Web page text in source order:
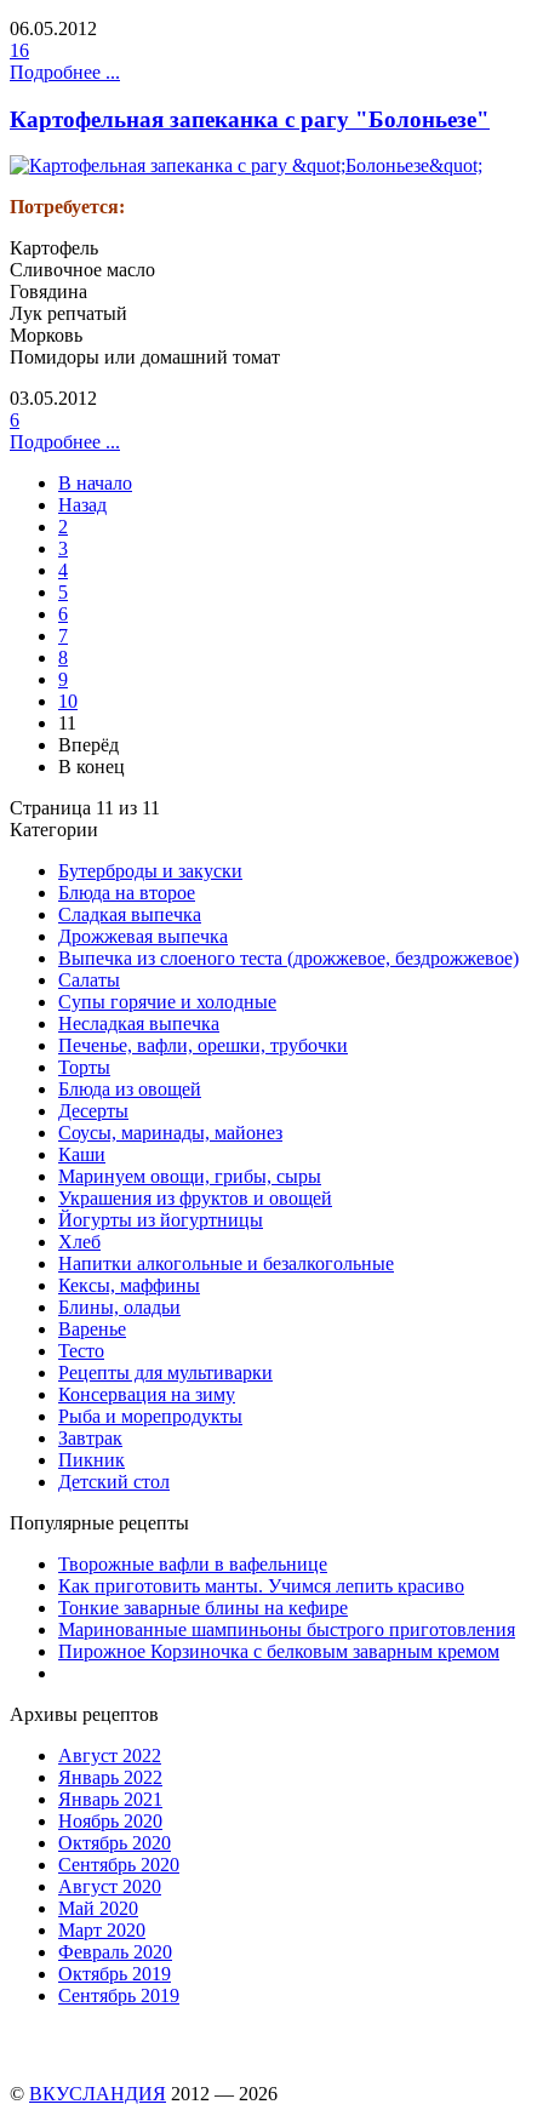
06.05.2012
16
Подробнее ...
Картофельная запеканка с рагу "Болоньезе"
Потребуется:
Картофель
Сливочное масло
Говядина
Лук репчатый
Морковь
Помидоры или домашний томат
03.05.2012
6
Подробнее ...
В начало
Назад
2
3
4
5
6
7
8
9
10
11
Вперёд
В конец
Страница 11 из 11
Категории
Бутерброды и закуски
Блюда на второе
Сладкая выпечка
Дрожжевая выпечка
Выпечка из слоеного теста (дрожжевое, бездрожжевое)
Салаты
Супы горячие и холодные
Несладкая выпечка
Печенье, вафли, орешки, трубочки
Торты
Блюда из овощей
Десерты
Соусы, маринады, майонез
Каши
Маринуем овощи, грибы, сыры
Украшения из фруктов и овощей
Йогурты из йогуртницы
Хлеб
Напитки алкогольные и безалкогольные
Кексы, маффины
Блины, оладьи
Варенье
Тесто
Рецепты для мультиварки
Консервация на зиму
Рыба и морепродукты
Завтрак
Пикник
Детский стол
Популярные рецепты
Творожные вафли в вафельнице
Как приготовить манты. Учимся лепить красиво
Тонкие заварные блины на кефире
Маринованные шампиньоны быстрого приготовления
Пирожное Корзиночка с белковым заварным кремом
Архивы рецептов
Август 2022
Январь 2022
Январь 2021
Ноябрь 2020
Октябрь 2020
Сентябрь 2020
Август 2020
Май 2020
Март 2020
Февраль 2020
Октябрь 2019
Сентябрь 2019
© ВКУСЛАНДИЯ 2012 — 2026